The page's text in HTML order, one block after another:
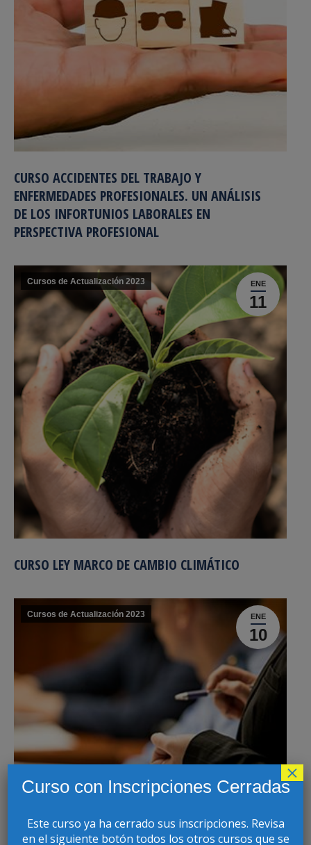
CURSO ACCIDENTES DEL TRABAJO Y
ENFERMEDADES PROFESIONALES. UN ANÁLISIS
DE LOS INFORTUNIOS LABORALES EN
PERSPECTIVA PROFESIONAL
ENE
11
Cursos de Actualización 2023
CURSO LEY MARCO DE CAMBIO CLIMÁTICO
ENE
10
Cursos de Actualización 2023
Curso con Inscripciones Cerradas
Este curso ya ha cerrado sus inscripciones. Revisa
en el siguiente botón todos los otros cursos que se
×